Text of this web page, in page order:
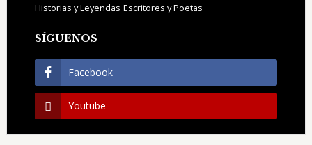
Historias y Leyendas Escritores y Poetas
SÍGUENOS
Facebook
Youtube